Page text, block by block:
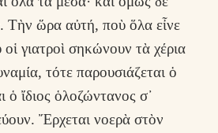
Τὴν ὥρα αὐτή, ποὺ ὅλα εἶνε
γιατροὶ σηκώνουν τὰ χέρια
τότε παρουσιάζεται ὁ
ὁ ἴδιος ὁλοζώντανος σ᾿
Ἔρχεται νοερὰ στὸν